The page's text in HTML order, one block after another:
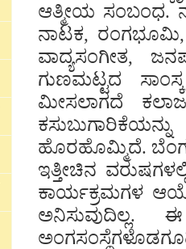
ಆತ್ಮೀಯ ಸಂಬಂಧ.
ನಾಟಕ, ರಂಗಭೂಮಿ,
ವಾದ್ಯಸಂಗೀತ,
ಗುಣಮಟ್ಟದ
ಮೀಸಲಾಗದೆ
ಹೊರಹೊಮ್ಮಿದೆ.
ಇತ್ತೀಚಿನ
ಕಾರ್ಯಕ್ರಮಗಳ